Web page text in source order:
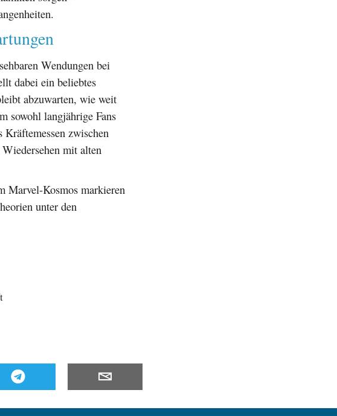
Wendungen bei
dabei ein beliebtes
abzuwarten, wie weit
sowohl langjährige Fans
Kräftemessen zwischen
mit alten
Marvel-Kosmos markieren
unter den